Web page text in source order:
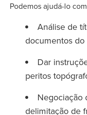
Podemos ajudá-lo
Análise de
documentos do
Dar
peritos
Negociação
delimitação de